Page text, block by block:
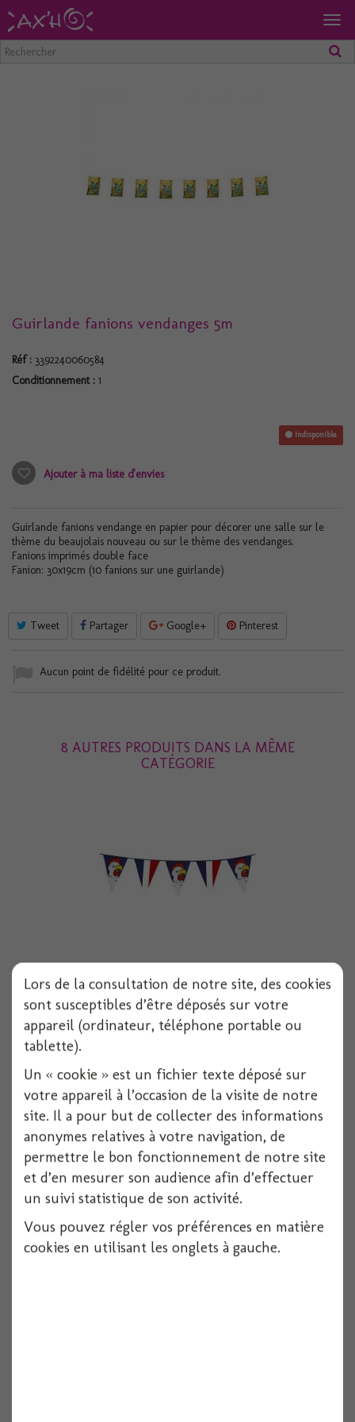
Guirlande fanions vendanges 5m
Réf : 3392240060584
Conditionnement : 1
Indisponible
Ajouter à ma liste d'envies
Guirlande fanions vendange en papier pour décorer une salle sur le
thème du beaujolais nouveau ou sur le thème des vendanges.
Fanions imprimés double face
Fanion: 30x19cm (10 fanions sur une guirlande)
Tweet Partager Google+ Pinterest
Aucun point de fidélité pour ce produit.
8 AUTRES PRODUITS DANS LA MÊME
CATÉGORIE
Guirlande fanion geante france special...
Guirlande fanion x5 carton guinguette rose...
Lors de la consultation de notre site, des cookies
sont susceptibles d’être déposés sur votre
appareil (ordinateur, téléphone portable ou
tablette).
Un « cookie » est un fichier texte déposé sur
votre appareil à l’occasion de la visite de notre
site. Il a pour but de collecter des informations
anonymes relatives à votre navigation, de
permettre le bon fonctionnement de notre site
et d’en mesurer son audience afin d’effectuer
un suivi statistique de son activité.
Vous pouvez régler vos préférences en matière
cookies en utilisant les onglets à gauche.